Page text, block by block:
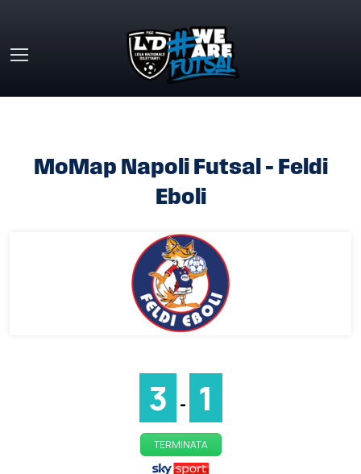
MoMap Napoli Futsal – Feldi
Eboli
3 - 1
TERMINATA